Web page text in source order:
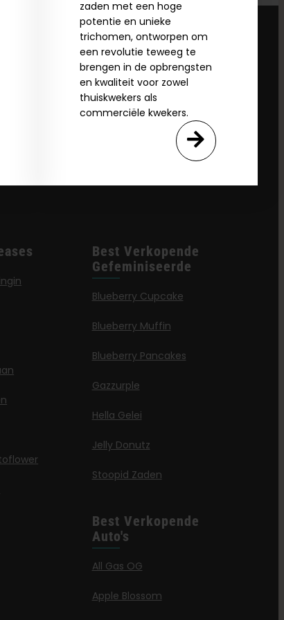
zaden met een hoge
potentie en unieke
trichomen, ontworpen om
een revolutie teweeg te
brengen in de opbrengsten
en kwaliteit voor zowel
thuiskwekers als
commerciële kwekers.
Best Verkopende
Gefeminiseerde
Blueberry Cupcake
Blueberry Muffin
Blueberry Pancakes
Gazzurple
Hella Gelei
Jelly Donutz
Stoopid Zaden
Best Verkopende
Auto's
All Gas OG
Apple Blossom